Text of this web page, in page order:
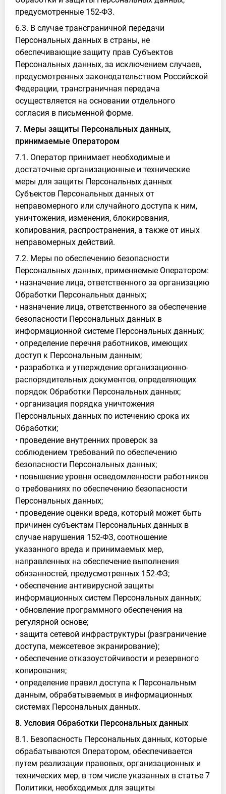
предусмотренные 152-ФЗ.
6.3. В случае трансграничной передачи
Персональных данных в страны, не
обеспечивающие защиту прав Субъектов
Персональных данных, за исключением случаев,
предусмотренных законодательством Российской
Федерации, трансграничная передача
осуществляется на основании отдельного
согласия в письменной форме.
7. Меры защиты Персональных данных,
принимаемые Оператором
7.1. Оператор принимает необходимые и
достаточные организационные и технические
меры для защиты Персональных данных
Субъектов Персональных данных от
неправомерного или случайного доступа к ним,
уничтожения, изменения, блокирования,
копирования, распространения, а также от иных
неправомерных действий.
7.2. Меры по обеспечению безопасности
Персональных данных, применяемые Оператором:
• назначение лица, ответственного за организацию
Обработки Персональных данных;
• назначение лица, ответственного за обеспечение
безопасности Персональных данных в
информационной системе Персональных данных;
• определение перечня работников, имеющих
доступ к Персональным данным;
• разработка и утверждение организационно-
распорядительных документов, определяющих
порядок Обработки Персональных данных;
• организация порядка уничтожения
Персональных данных по истечению срока их
Обработки;
• проведение внутренних проверок за
соблюдением требований по обеспечению
безопасности Персональных данных;
• повышение уровня осведомленности работников
о требованиях по обеспечению безопасности
Персональных данных;
• проведение оценки вреда, который может быть
причинен субъектам Персональных данных в
случае нарушения 152-ФЗ, соотношение
указанного вреда и принимаемых мер,
направленных на обеспечение выполнения
обязанностей, предусмотренных 152-ФЗ;
• обеспечение антивирусной защиты
информационных систем Персональных данных;
• обновление программного обеспечения на
регулярной основе;
• защита сетевой инфраструктуры (разграничение
доступа, межсетевое экранирование);
• обеспечение отказоустойчивости и резервного
копирования;
• определение правил доступа к Персональным
данным, обрабатываемых в информационных
системах Персональных данных.
8. Условия Обработки Персональных данных
8.1. Безопасность Персональных данных, которые
обрабатываются Оператором, обеспечивается
путем реализации правовых, организационных и
технических мер, в том числе указанных в статье 7
Политики, необходимых для защиты